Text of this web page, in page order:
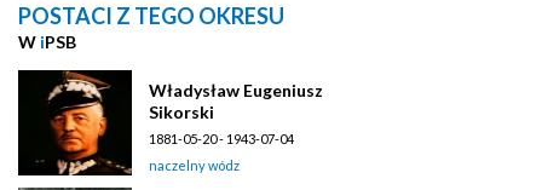
POSTACI Z TEGO OKRESU
W iPSB
Władysław Eugeniusz
Sikorski
1881-05-20 - 1943-07-04
naczelny wódz